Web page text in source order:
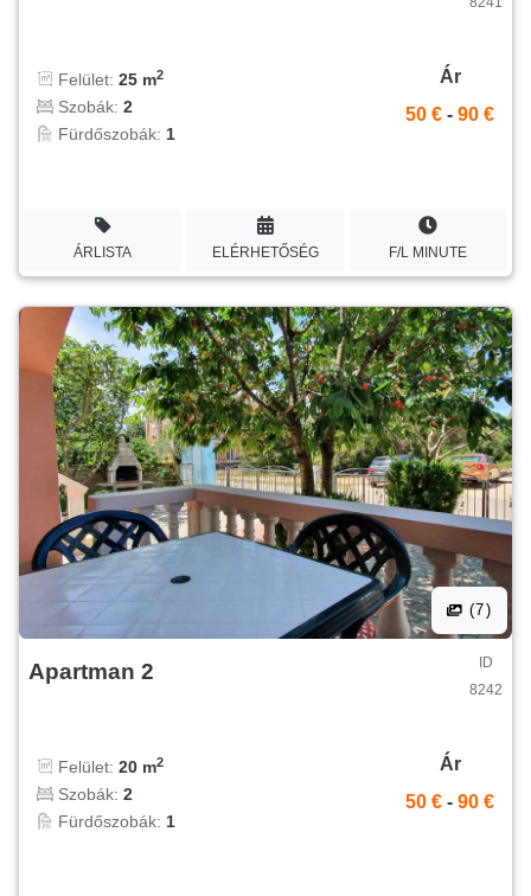
Felület: 25 m2
Szobák: 2
Fürdőszobák: 1
Ár
50 € - 90 €
ÁRLISTA ELÉRHETŐSÉG F/L MINUTE
(7)
Apartman 2
ID
8242
Felület: 20 m2
Szobák: 2
Fürdőszobák: 1
Ár
50 € - 90 €